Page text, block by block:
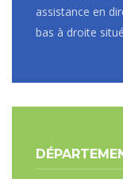
assistance en
bas à droite